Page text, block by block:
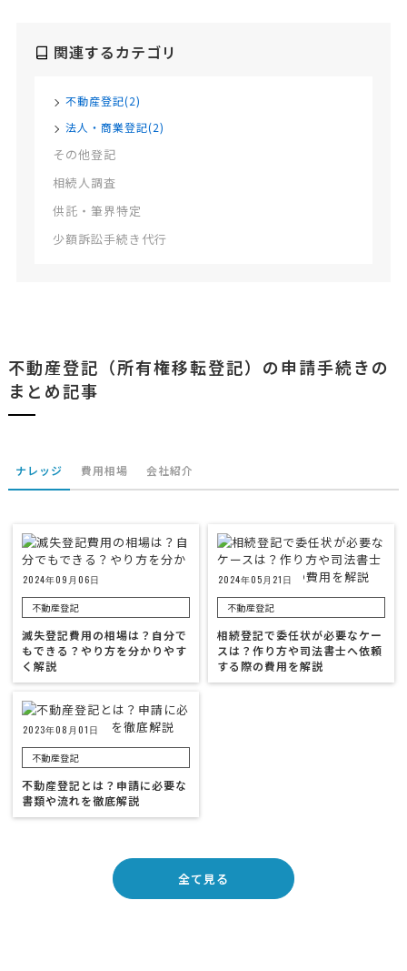
関連するカテゴリ
不動産登記(2)
法人・商業登記(2)
その他登記
相続人調査
供託・筆界特定
少額訴訟手続き代行
不動産登記（所有権移転登記）の申請手続きの
まとめ記事
ナレッジ 費用相場 会社紹介
2024年09月06日
不動産登記
滅失登記費用の相場は？自分で
もできる？やり方を分かりやす
く解説
2024年05月21日
不動産登記
相続登記で委任状が必要なケー
スは？作り方や司法書士へ依頼
する際の費用を解説
2023年08月01日
不動産登記
不動産登記とは？申請に必要な
書類や流れを徹底解説
全て見る